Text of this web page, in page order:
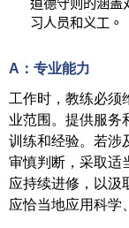
道德守则的涵盖
习人员和义工。
A：专业能力
工作时，教练必须
业范围。提供服务
训练和经验。若涉
审慎判断，采取适
应持续进修，以汲
应恰当地应用科学